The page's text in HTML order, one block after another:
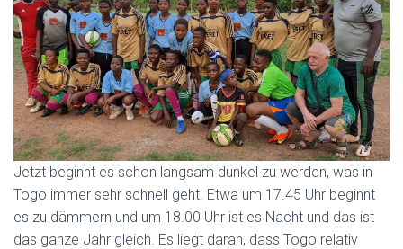
Jetzt beginnt es schon langsam dunkel zu werden, was in
Togo immer sehr schnell geht. Etwa um 17.45 Uhr beginnt
es zu dämmern und um 18.00 Uhr ist es Nacht und das ist
das ganze Jahr gleich. Es liegt daran, dass Togo relativ